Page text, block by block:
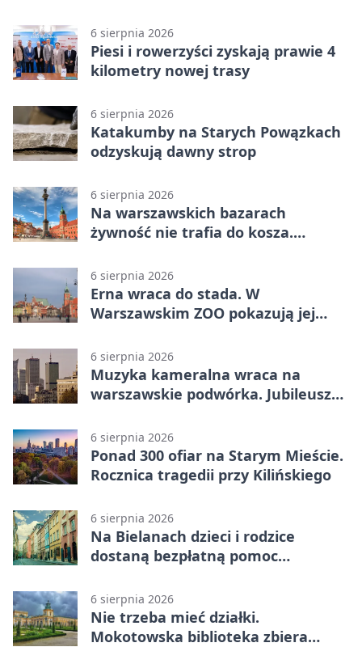
6 sierpnia 2026
Piesi i rowerzyści zyskają prawie 4
kilometry nowej trasy
6 sierpnia 2026
Katakumby na Starych Powązkach
odzyskują dawny strop
6 sierpnia 2026
Na warszawskich bazarach
żywność nie trafia do kosza.
6 sierpnia 2026
Erna wraca do stada. W
Warszawskim ZOO pokazują jej
6 sierpnia 2026
Muzyka kameralna wraca na
warszawskie podwórka. Jubileusz
6 sierpnia 2026
Ponad 300 ofiar na Starym Mieście.
Rocznica tragedii przy Kilińskiego
6 sierpnia 2026
Na Bielanach dzieci i rodzice
dostaną bezpłatną pomoc
6 sierpnia 2026
Nie trzeba mieć działki.
Mokotowska biblioteka zbiera